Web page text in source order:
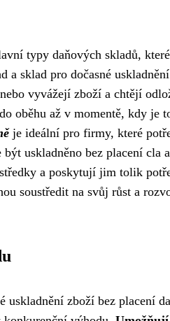
typy daňových skladů,
sklad pro dočasné
vyvážejí zboží a chtějí
oběhu až v momentě, kdy je
je ideální pro firmy, které
uskladněno bez placení
a poskytují jim tolik
soustředit na svůj růst a
uskladnění zboží bez placení